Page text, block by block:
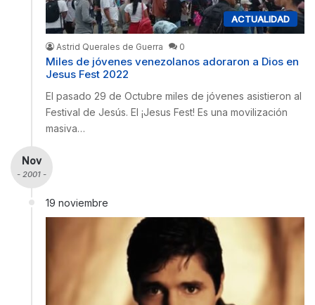
ACTUALIDAD
Astrid Querales de Guerra 0
Miles de jóvenes venezolanos adoraron a Dios en
Jesus Fest 2022
El pasado 29 de Octubre miles de jóvenes asistieron al
Festival de Jesús. El ¡Jesus Fest! Es una movilización
masiva…
Nov
- 2001 -
19 noviembre